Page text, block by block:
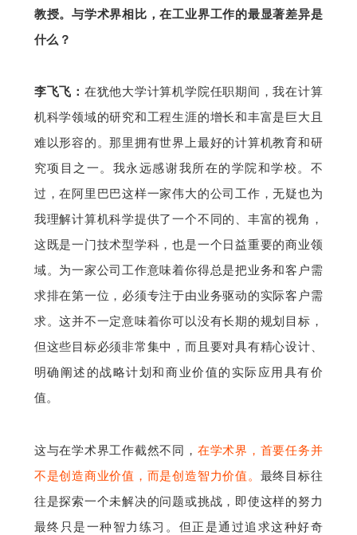
教授。与学术界相比，在工业界工作的最显著差异是
什么？
李飞飞： 在犹他大学计算机学院任职期间，我在计算
机科学领域的研究和工程生涯的增长和丰富是巨大且
难以形容的。那里拥有世界上最好的计算机教育和研
究项目之一。我永远感谢我所在的学院和学校。不
过，在阿里巴巴这样一家伟大的公司工作，无疑也为
我理解计算机科学提供了一个不同的、丰富的视角，
这既是一门技术型学科，也是一个日益重要的商业领
域。为一家公司工作意味着你得总是把业务和客户需
求排在第一位，必须专注于由业务驱动的实际客户需
求。这并不一定意味着你可以没有长期的规划目标，
但这些目标必须非常集中，而且要对具有精心设计、
明确阐述的战略计划和商业价值的实际应用具有价
值。
这与在学术界工作截然不同， 在学术界，首要任务并
不是创造商业价值，而是创造智力价值。 最终目标往
往是探索一个未解决的问题或挑战，即使这样的努力
最终只是一种智力练习。但正是通过追求这种好奇